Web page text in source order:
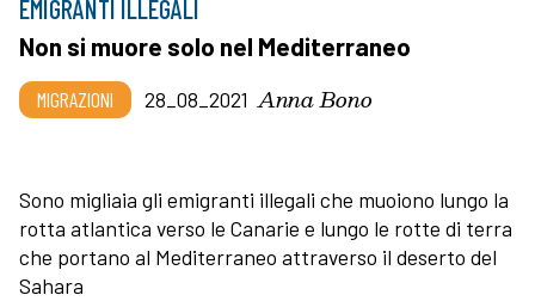
EMIGRANTI ILLEGALI
Non si muore solo nel Mediterraneo
MIGRAZIONI 28_08_2021 Anna Bono
Sono migliaia gli emigranti illegali che muoiono lungo la
rotta atlantica verso le Canarie e lungo le rotte di terra
che portano al Mediterraneo attraverso il deserto del
Sahara